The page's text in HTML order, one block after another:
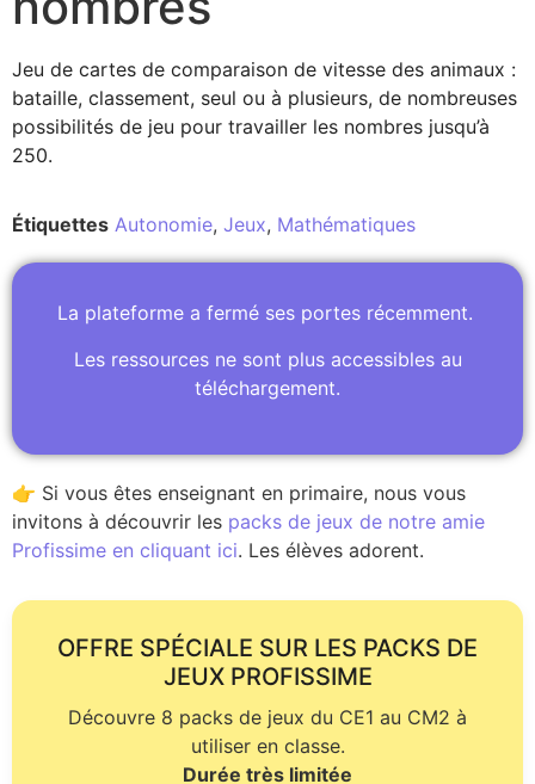
Jeu de cartes de comparaison de vitesse des animaux :
bataille, classement, seul ou à plusieurs, de nombreuses
possibilités de jeu pour travailler les nombres jusqu’à
250.
Étiquettes Autonomie, Jeux, Mathématiques
La plateforme a fermé ses portes récemment.
Les ressources ne sont plus accessibles au
téléchargement.
👉 Si vous êtes enseignant en primaire, nous vous
invitons à découvrir les packs de jeux de notre amie
Profissime en cliquant ici. Les élèves adorent.
OFFRE SPÉCIALE SUR LES PACKS DE
JEUX PROFISSIME
Découvre 8 packs de jeux du CE1 au CM2 à
utiliser en classe.
Durée très limitée